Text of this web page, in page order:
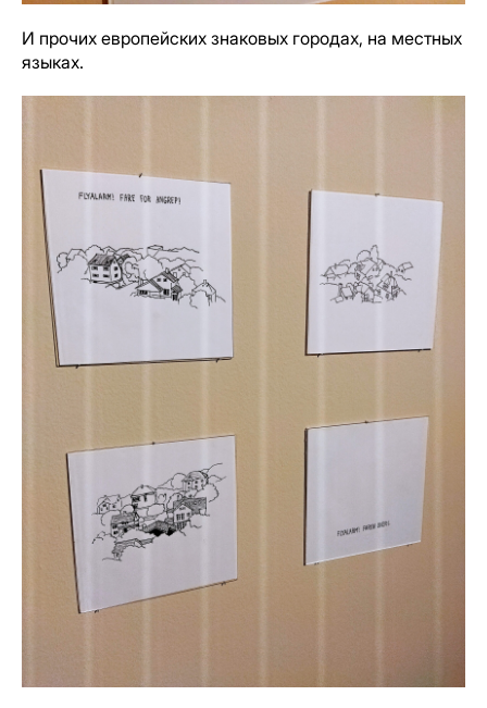
И прочих европейских знаковых городах, на местных
языках.